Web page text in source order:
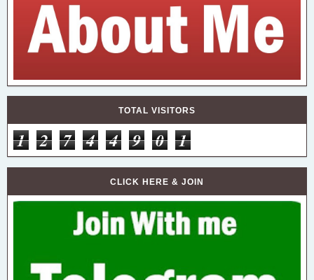
TOTAL VISITORS
1 2 7 4 4 9 0 1
CLICK HERE & JOIN